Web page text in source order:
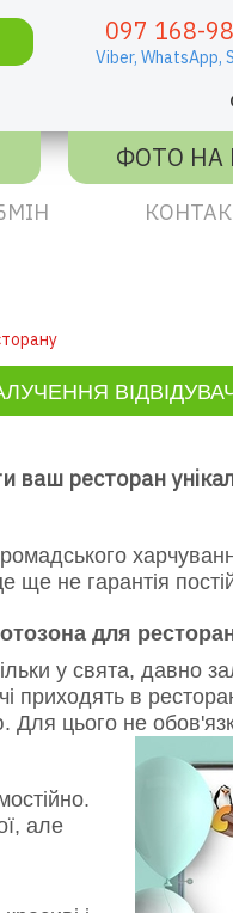
097 168-
Viber, WhatsApp,
ФОТО НА
ваш ресторан
не гарантія
для
у свята, давно
приходять в
цього не
але